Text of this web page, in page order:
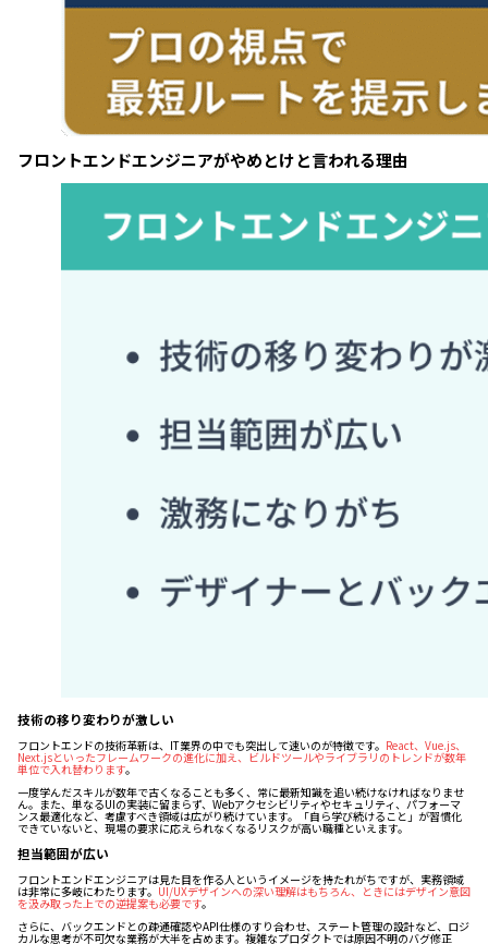
フロントエンドエンジニアがやめとけと言われる理由
技術の移り変わりが激しい
フロントエンドの技術革新は、IT業界の中でも突出して速いのが特徴です。 React、Vue.js、
Next.jsといったフレームワークの進化に加え、ビルドツールやライブラリのトレンドが数年
単位で入れ替わります。
一度学んだスキルが数年で古くなることも多く、常に最新知識を追い続けなければなりませ
ん。また、単なるUIの実装に留まらず、Webアクセシビリティやセキュリティ、パフォーマ
ンス最適化など、考慮すべき領域は広がり続けています。「自ら学び続けること」が習慣化
できていないと、現場の要求に応えられなくなるリスクが高い職種といえます。
担当範囲が広い
フロントエンドエンジニアは見た目を作る人というイメージを持たれがちですが、実務領域
は非常に多岐にわたります。 UI/UXデザインへの深い理解はもちろん、ときにはデザイン意図
を汲み取った上での逆提案も必要です。
さらに、バックエンドとの疎通確認やAPI仕様のすり合わせ、ステート管理の設計など、ロジ
カルな思考が不可欠な業務が大半を占めます。複雑なプロダクトでは原因不明のバグ修正